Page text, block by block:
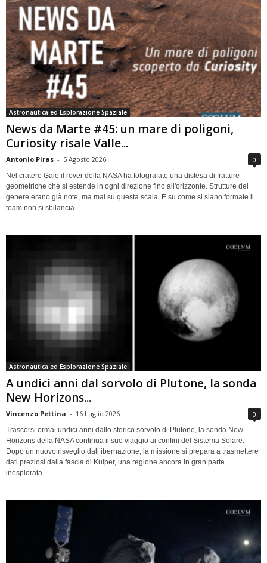
Astronautica ed Esplorazione Spaziale
News da Marte #45: un mare di poligoni,
Curiosity risale Valle...
Antonio Piras - 5 Agosto 2026 0
Nel cratere Gale il rover della NASA ha fotografato una distesa di fratture
geometriche che si estende in ogni direzione fino all'orizzonte. Strutture del
genere erano già note, ma mai su questa scala. E su come si siano formate il
team non si sbilancia.
Astronautica ed Esplorazione Spaziale
A undici anni dal sorvolo di Plutone, la sonda
New Horizons...
Vincenzo Pettina - 16 Luglio 2026 0
Trascorsi ormai undici anni dallo storico sorvolo di Plutone, la sonda New
Horizons della NASA continua il suo viaggio ai confini del Sistema Solare.
Dopo un nuovo risveglio dall’ibernazione, la missione si prepara a trasmettere
dati preziosi dalla fascia di Kuiper, una regione ancora in gran parte
inesplorata